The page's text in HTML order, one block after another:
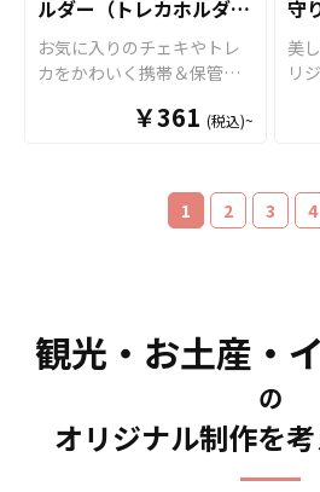
ゴや名前をプリントするな
どデザインの幅が広く、個
性的なオリジナルグッズを
作ることができます。 販売
に必要な資材も取り揃えて
くだけでオリジナル商品と
して販売していただくこと
でご不明点がありましたら
お気軽にご相談ください。
メ
人
人
ト
的
ラ
れ
て
の
軽
商品として販売していただ
くことができます。 短納
期・小ロットでの対応も可
能ですのでご不明点があり
ましたらお気軽にご相談く
な
整
し
ルダー（トレカホルダ
ー）
お気に入りのチェキやトレ
カをかわいく携帯＆保管で
キホルダー（トレカホルダ
「クリアタイプ」と、角度
で、オリジナルデザインの
魅力を余すことなく表現で
なので、バッグやポーチに
取り付けて外出先でも気軽
￥361 (税込)~
守
ト
美
リ
守
そ
立
で
イ
ー
す
合
1 2 3 4
観光・お土産・
の
オリジナル制作を